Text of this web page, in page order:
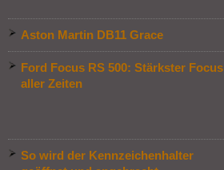
Aston Martin DB11 Grace
Ford Focus RS 500: Stärkster Focus
aller Zeiten
So wird der Kennzeichenhalter